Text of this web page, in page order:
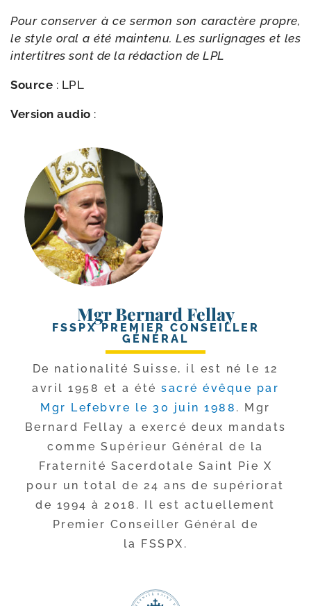
Pour conser­ver à ce ser­mon son carac­tère propre,
le style oral a été main­te­nu. Les sur­li­gnages et les
inter­titres sont de la rédac­tion de LPL
Source : LPL
Version audio :
Mgr Bernard Fellay
FSSPX PREMIER CONSEILLER
GÉNÉRAL
De natio­na­li­té Suisse, il est né le 12
avril 1958 et a été sacré évêque par
Mgr Lefebvre le 30 juin 1988 . Mgr
Bernard Fellay a exer­cé deux man­dats
comme Supérieur Général de la
Fraternité Sacerdotale Saint Pie X
pour un total de 24 ans de supé­rio­rat
de 1994 à 2018. Il est actuel­le­ment
Premier Conseiller Général de
la FSSPX.